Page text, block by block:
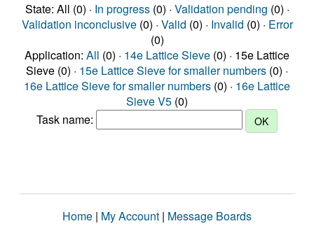
State: All (0) · In progress(0) · Validation pending (0) ·
Validation inconclusive(0) · Valid (0) · Invalid (0) · Error
(0)
Application: All (0) · 14e Lattice Sieve (0) · 15e Lattice
Sieve (0) · 15e Lattice Sieve for smaller numbers (0) ·
16e Lattice Sieve for smaller numbers (0) · 16e Lattice
Sieve V5 (0)
Task name:
Home | My Account | Message Boards